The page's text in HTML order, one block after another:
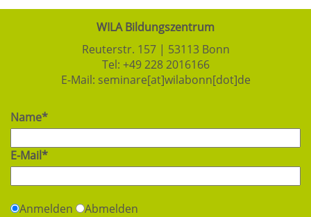
WILA Bildungszentrum
Reuterstr. 157 | 53113 Bonn
Tel: +49 228 2016166
E-Mail: seminare[at]wilabonn[dot]de
Name*
E-Mail*
Anmelden Abmelden